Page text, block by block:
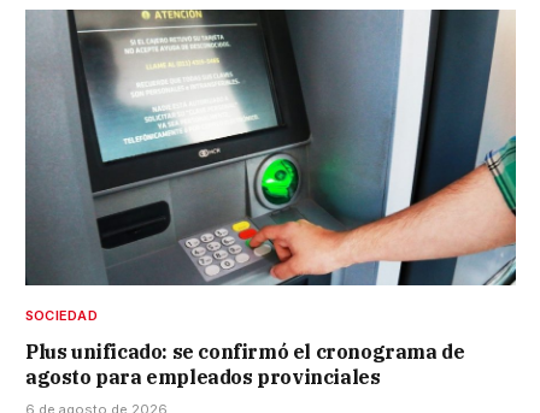
SOCIEDAD
Plus unificado: se confirmó el cronograma de
agosto para empleados provinciales
6 de agosto de 2026